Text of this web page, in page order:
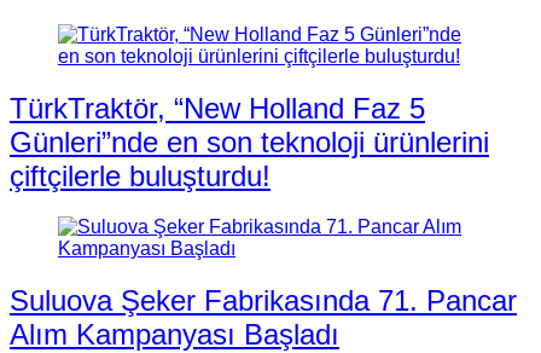
TürkTraktör, “New Holland Faz 5
Günleri”nde en son teknoloji ürünlerini
çiftçilerle buluşturdu!
Suluova Şeker Fabrikasında 71. Pancar
Alım Kampanyası Başladı